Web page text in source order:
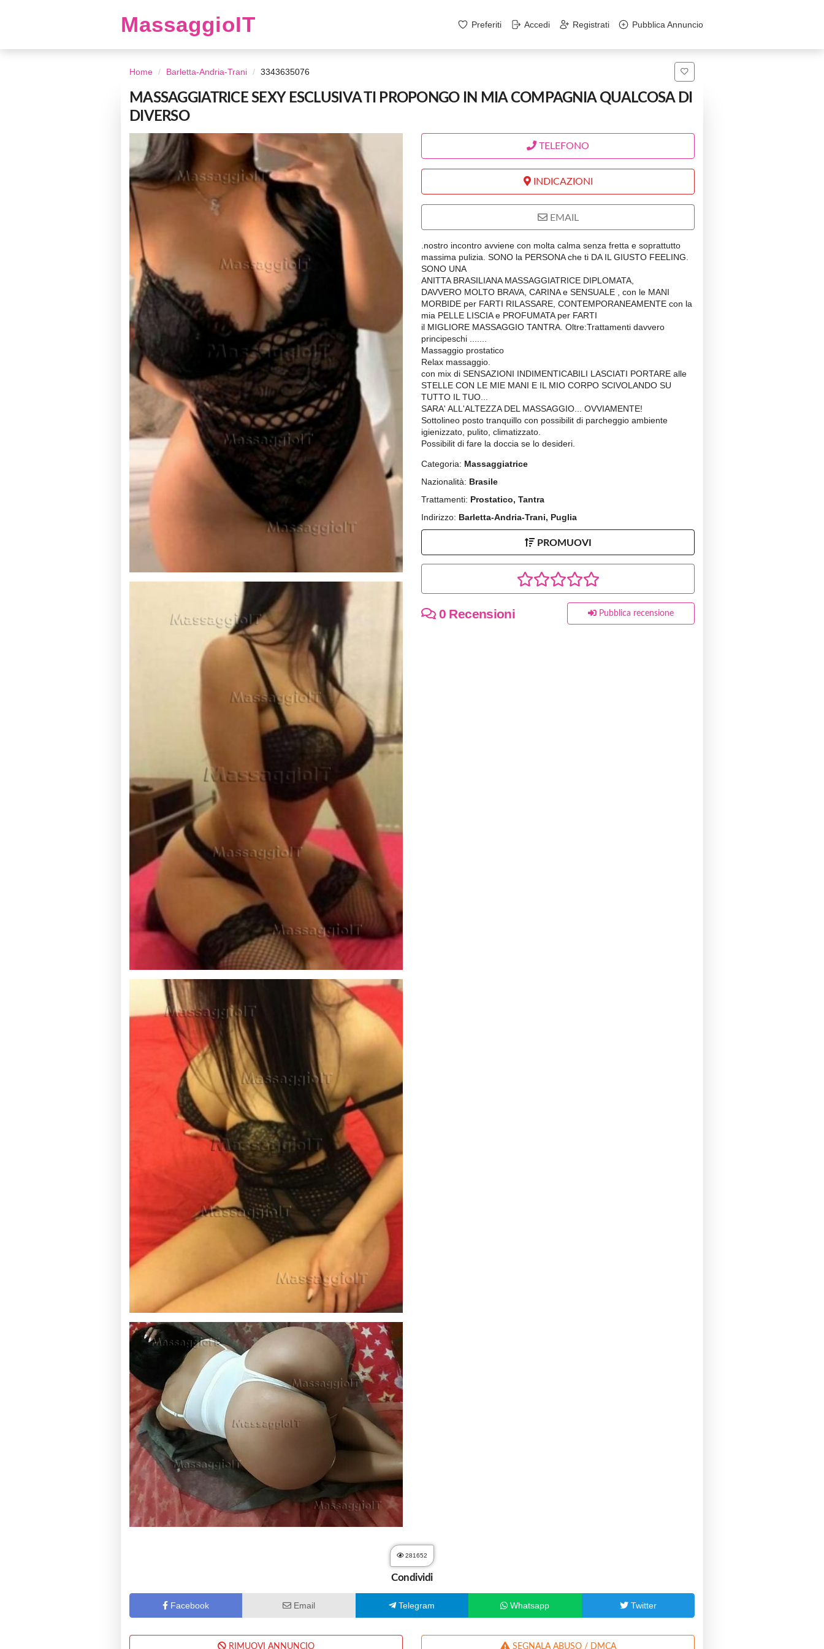
MassaggioIT Preferiti Accedi Registrati Pubblica Annuncio
Home Barletta-Andria-Trani 3343635076
MASSAGGIATRICE SEXY ESCLUSIVA TI PROPONGO IN MIA COMPAGNIA QUALCOSA DI
DIVERSO
TELEFONO
INDICAZIONI
EMAIL
.nostro incontro avviene con molta calma senza fretta e soprattutto
massima pulizia. SONO la PERSONA che ti DA IL GIUSTO FEELING.
SONO UNA
ANITTA BRASILIANA MASSAGGIATRICE DIPLOMATA,
DAVVERO MOLTO BRAVA, CARINA e SENSUALE , con le MANI
MORBIDE per FARTI RILASSARE, CONTEMPORANEAMENTE con la
mia PELLE LISCIA e PROFUMATA per FARTI
il MIGLIORE MASSAGGIO TANTRA. Oltre:Trattamenti davvero
principeschi .......
Massaggio prostatico
Relax massaggio.
con mix di SENSAZIONI INDIMENTICABILI LASCIATI PORTARE alle
STELLE CON LE MIE MANI E IL MIO CORPO SCIVOLANDO SU
TUTTO IL TUO...
SARA' ALL'ALTEZZA DEL MASSAGGIO... OVVIAMENTE!
Sottolineo posto tranquillo con possibilit di parcheggio ambiente
igienizzato, pulito, climatizzato.
Possibilit di fare la doccia se lo desideri.
Categoria: Massaggiatrice
Nazionalità: Brasile
Trattamenti: Prostatico, Tantra
Indirizzo: Barletta-Andria-Trani, Puglia
PROMUOVI
0 Recensioni Pubblica recensione
281652
Condividi
Facebook Email Telegram Whatsapp Twitter
RIMUOVI ANNUNCIO SEGNALA ABUSO / DMCA